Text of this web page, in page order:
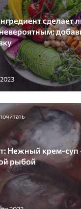
сделает
Нежный крем-суп
рыбой